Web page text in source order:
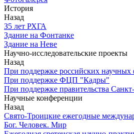
История
Назад
З5 лет РХГА
Здание на Фонтанке
Здание на Неве
Научно-исследовательские проекты
Назад
При поддержке российских научных
При поддержке ФЦП "Кадры"
При поддержке правительства
Научные конференции
Назад
Свято-Троицкие ежегодные
Бог. Человек. Мир